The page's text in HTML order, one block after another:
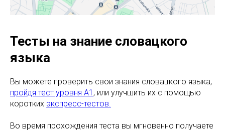
Тесты на знание словацкого
языка
Вы можете проверить свои знания словацкого языка,
пройдя тест уровня A1 , или улучшить их с помощью
коротких экспресс-тестов.
Во время прохождения теста вы мгновенно получаете